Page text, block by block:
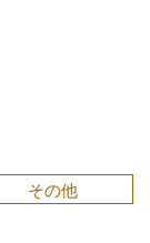
その他